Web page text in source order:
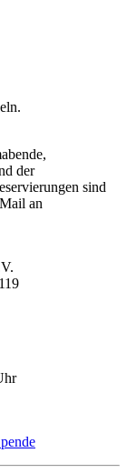
der
sind
an